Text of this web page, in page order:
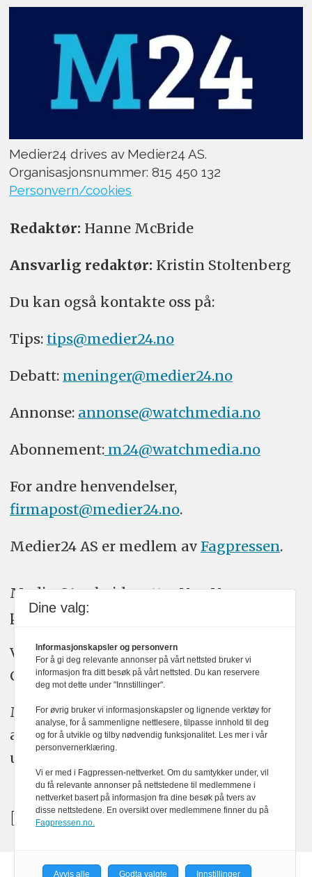
Medier24 drives av Medier24 AS.
Organisasjonsnummer: 815 450 132
Personvern/cookies
Redaktør: Hanne McBride
Ansvarlig redaktør: Kristin Stoltenberg
Du kan også kontakte oss på:
Tips: tips@medier24.no
Debatt: meninger@medier24.no
Annonse: annonse@watchmedia.no
Abonnement:m24@watchmedia.no
For andre henvendelser,
firmapost@medier24.no.
Medier24 AS er medlem av Fagpressen.
Medier24 arbeider etter Vær Varsom-
plakatens regler for god presseskikk.
Vi bruker KI-verktøy som ChatGPT,
Claude, og Gemini i journalistikken vår.
Medier24s redaksjon har alltid det fulle
ansvar for publisert innhold, med eller
uten bruk av kunstig intelligens.
Dine valg:
Informasjonskapsler og personvern
For å gi deg relevante annonser på vårt nettsted bruker vi
informasjon fra ditt besøk på vårt nettsted. Du kan reservere
deg mot dette under "Innstillinger".
For øvrig bruker vi informasjonskapsler og lignende verktøy for
analyse, for å sammenligne nettlesere, tilpasse innhold til deg
og for å utvikle og tilby nødvendig funksjonalitet. Les mer i vår
personvernerklæring.
Vi er med i Fagpressen-nettverket. Om du samtykker under, vil
du få relevante annonser på nettstedene til medlemmene i
nettverket basert på informasjon fra dine besøk på tvers av
disse nettstedene. En oversikt over medlemmene finner du på
Fagpressen.no.
Avvis alle Godta valgte Innstillinger